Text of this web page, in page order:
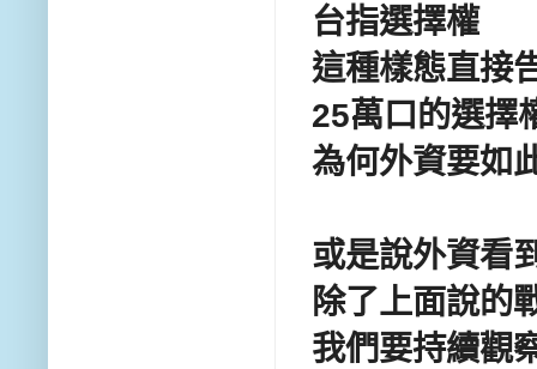
台指選擇權
這種樣態直接
25萬口的選擇
為何外資要如
或是說外資看
除了上面說的
我們要持續觀